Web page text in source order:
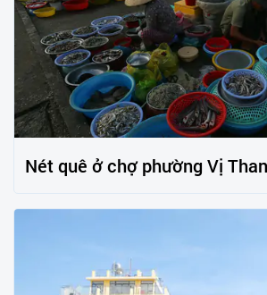
Nét quê ở chợ phường Vị